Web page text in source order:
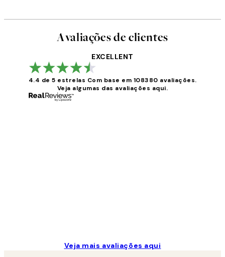
Avaliações de clientes
EXCELLENT
4.4 de 5 estrelas Com base em 108380 avaliações.
Veja algumas das avaliações aqui.
Veja mais avaliações aqui